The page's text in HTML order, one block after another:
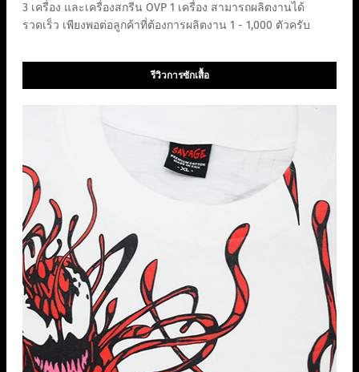
3 เครื่อง และเครื่องสกรีน OVP 1 เครื่อง สามารถผลิตงานได้
รวดเร็ว เพียงพอต่อลูกค้าที่ต้องการผลิตงาน 1 - 1,000 ตัวครับ
รีวิวการซักเสื้อ